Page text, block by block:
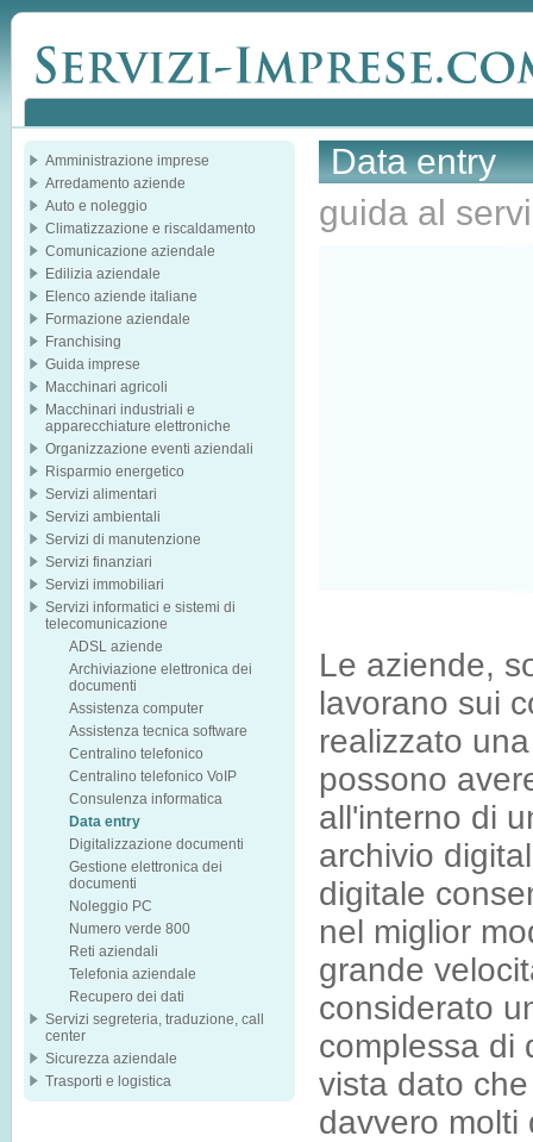
Data entry
guida al
Le aziende,
lavorano sui
realizzato
possono
all'interno di
archivio
digitale
nel miglior
grande
considerato
complessa di
vista dato
davvero molti
Amministrazione imprese
Arredamento aziende
Auto e noleggio
Climatizzazione e riscaldamento
Comunicazione aziendale
Edilizia aziendale
Elenco aziende italiane
Formazione aziendale
Franchising
Guida imprese
Macchinari agricoli
Macchinari industriali e
apparecchiature elettroniche
Organizzazione eventi aziendali
Risparmio energetico
Servizi alimentari
Servizi ambientali
Servizi di manutenzione
Servizi finanziari
Servizi immobiliari
Servizi informatici e sistemi di
telecomunicazione
ADSL aziende
Archiviazione elettronica dei
documenti
Assistenza computer
Assistenza tecnica software
Centralino telefonico
Centralino telefonico VoIP
Consulenza informatica
Data entry
Digitalizzazione documenti
Gestione elettronica dei
documenti
Noleggio PC
Numero verde 800
Reti aziendali
Telefonia aziendale
Recupero dei dati
Servizi segreteria, traduzione, call
center
Sicurezza aziendale
Trasporti e logistica